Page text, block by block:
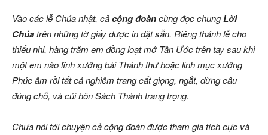
Vào các lễ Chúa nhật, cảcộng đoàncùng đọc chungLời
Chúatrên những tờ giấy được in đặt sẵn. Riêng thánh lễ cho
thiếu nhi, hàng trăm em đồng loạt mở Tân Ước trên tay sau khi
một em nào lĩnh xướng bài Thánh thư hoặc linh mục xướng
Phúc âm rồi tất cả nghiêm trang cất giọng, ngắt, dừng câu
đúng chỗ, và cúi hôn Sách Thánh trang trọng.
Chưa nói tới chuyện cả cộng đoàn được tham gia tích cực và